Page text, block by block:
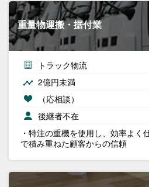
重量物運搬・据付業
トラック物流
2億円未満
（応相談）
後継者不在
・特注の重機を使用し、効率よく
で積み重ねた顧客からの信頼